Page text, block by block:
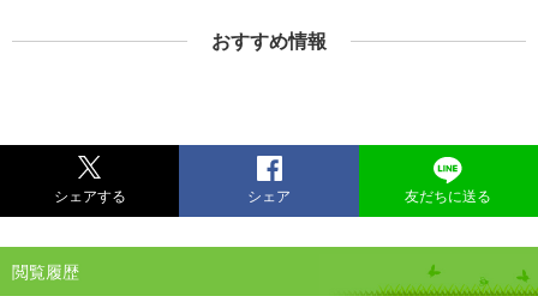
おすすめ情報
シェアする シェア 友だちに送る
閲覧履歴